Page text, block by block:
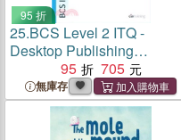
95 折
25.BCS Level 2 ITQ -
Desktop Publishing
Software Using Microsoft
Publisher 2010
95 705
無庫存